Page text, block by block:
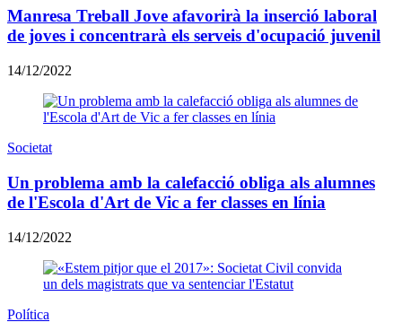
Manresa Treball Jove afavorirà la inserció laboral
de joves i concentrarà els serveis d'ocupació juvenil
14/12/2022
Societat
Un problema amb la calefacció obliga als alumnes
de l'Escola d'Art de Vic a fer classes en línia
14/12/2022
Política